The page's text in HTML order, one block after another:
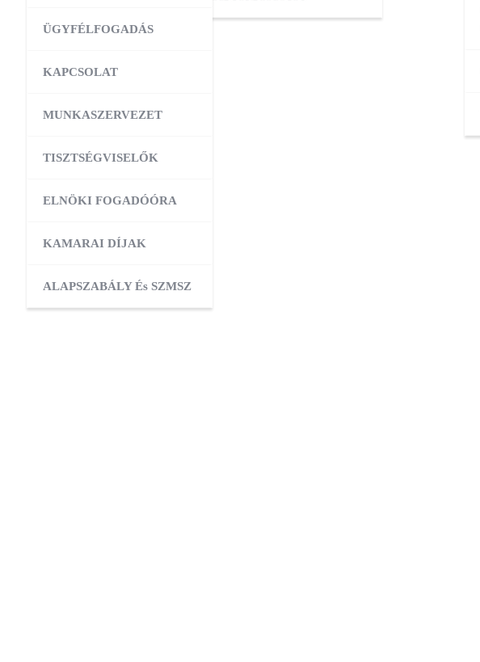
ÜGYFÉLFOGADÁS
KAPCSOLAT
MUNKASZERVEZET
TISZTSÉGVISELŐK
ELNÖKI FOGADÓÓRA
KAMARAI DÍJAK
ALAPSZABÁLY És SZMSZ